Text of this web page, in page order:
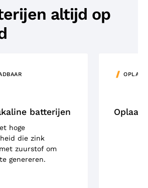
altijd op
batterijen
hoge
die zink
zuurstof om
genereren.